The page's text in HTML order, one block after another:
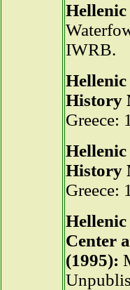
IWRB.
History
Greece:
History
Greece:
Center
(1995):